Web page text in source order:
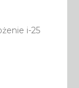
i-25